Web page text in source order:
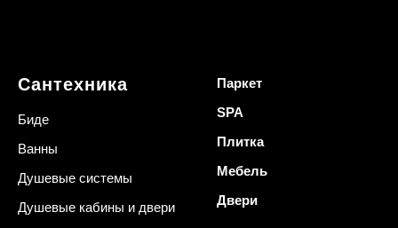
Сантехника
Биде
Ванны
Душевые системы
Душевые кабины и двери
Паркет
SPA
Плитка
Мебель
Двери